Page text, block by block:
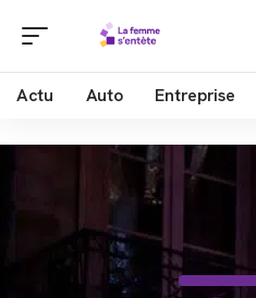
Actu Auto Entreprise